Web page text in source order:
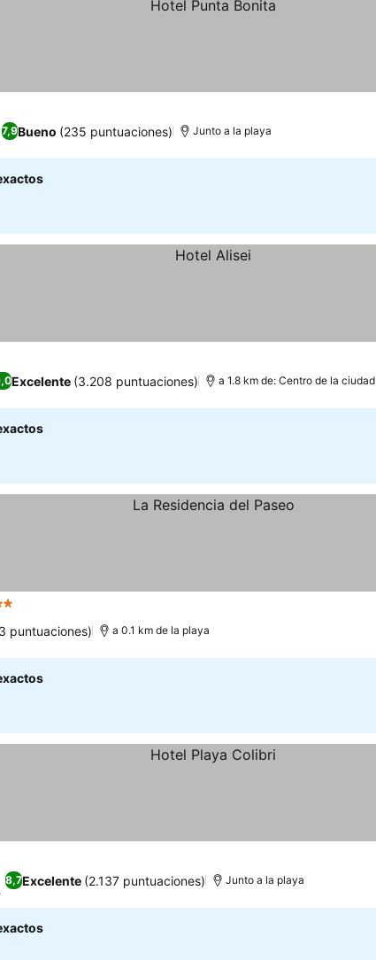
7,9Bueno (235 puntuaciones) Junto a la playa
Excelente (3.208 puntuaciones) a 1.8 km de: Centro de la ciudad
puntuaciones) a 0.1 km de la playa
8,7Excelente (2.137 puntuaciones) Junto a la playa